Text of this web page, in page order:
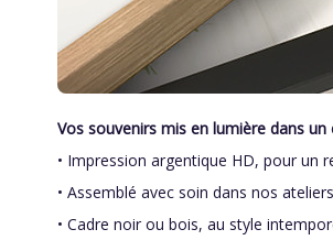
to
beginning
of
images
Vos souvenirs mis en lumière dans
• Impression argentique HD, pour un
• Assemblé avec soin dans nos
• Cadre noir ou bois, au style